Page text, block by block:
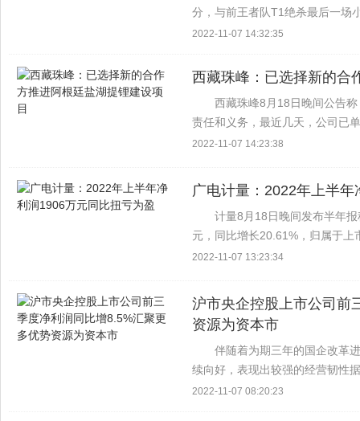
分，与前王者队T1绝杀最后一场
胜局最后一支舞！战歌复活了 在
2022-11-07 14:32:35
西藏珠峰：已选择新的合
西藏珠峰8月18日晚间公告
责任和义务，最近几天，公司已
签订的《关于阿根廷锂钾有限公
2022-11-07 14:23:38
广电计量：2022年上半
计量8月18日晚间发布半年
元，同比增长20.61%，归属于
比扭亏为盈。 报告显示，上半年
2022-11-07 13:23:34
沪市央企控股上市公司前
资源为资本市
伴随着为期三年的国企改革
续向好，表现出较强的经营韧性
股上市公司市值超过15万亿元，
2022-11-07 08:20:23